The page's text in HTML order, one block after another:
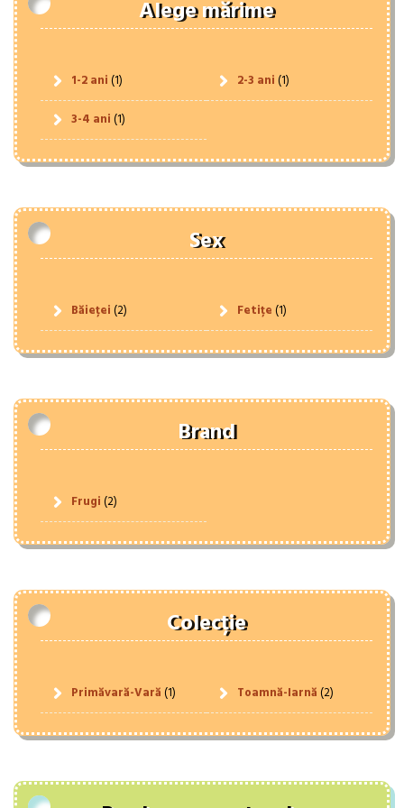
Alege mărime
1-2 ani(1) 2-3 ani(1)
3-4 ani(1)
Sex
Băieței(2) Fetițe(1)
Brand
Frugi(2)
Colecție
Primăvară-Vară(1) Toamnă-Iarnă(2)